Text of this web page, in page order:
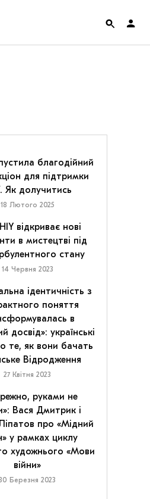
благодійний
для підтримки
Як долучитись
18 Лютого 2025
відкриває нові
в мистецтві під
стану
14 Червня 2023
ідентичність з
поняття
в
досвід»: українські
те, як вони бачать
Відродження
27 Квітня 2023
руками не
Вася Дмитрик і
про «Мідний
у рамках циклу
художнього «Мови
війни»
Березня 2023